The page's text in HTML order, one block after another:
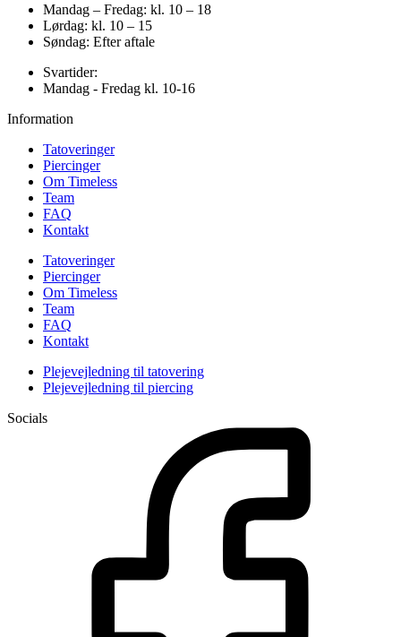
Mandag – Fredag: kl. 10 – 18
Lørdag: kl. 10 – 15
Søndag: Efter aftale
Svartider:
Mandag - Fredag kl. 10-16
Information
Tatoveringer
Piercinger
Om Timeless
Team
FAQ
Kontakt
Tatoveringer
Piercinger
Om Timeless
Team
FAQ
Kontakt
Plejevejledning til tatovering
Plejevejledning til piercing
Socials